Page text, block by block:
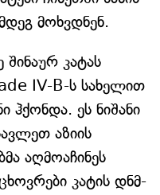
მოხვდნენ.
შინაურ კატას
IV-B-ს სახელით
ჰქონდა. ეს ნიშანი
აზიის
აღმოაჩინეს
კატის დნმ-